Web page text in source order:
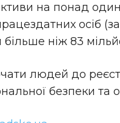
на понад
осіб
більше ніж 83
людей до
безпеки та